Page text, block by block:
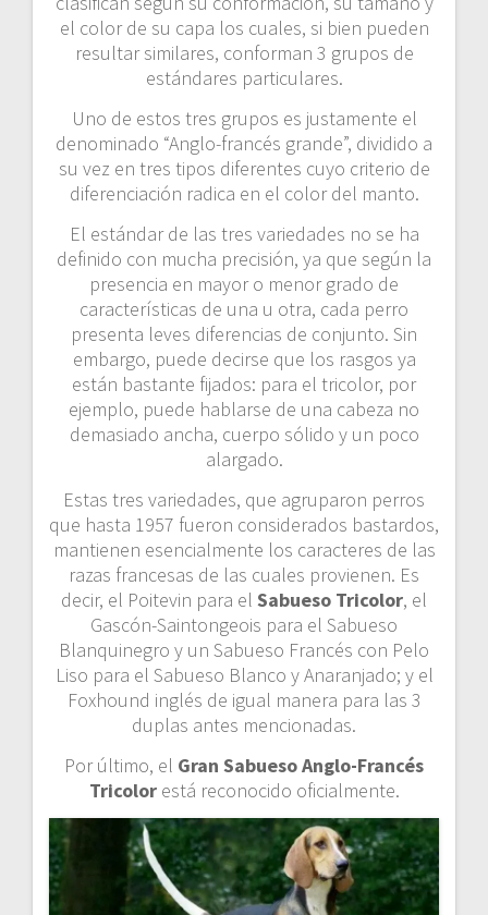
el color de su capa los cuales, si bien pueden
resultar similares, conforman 3 grupos de
estándares particulares.
Uno de estos tres grupos es justamente el
denominado “Anglo-francés grande”, dividido a
su vez en tres tipos diferentes cuyo criterio de
diferenciación radica en el color del manto.
El estándar de las tres variedades no se ha
definido con mucha precisión, ya que según la
presencia en mayor o menor grado de
características de una u otra, cada perro
presenta leves diferencias de conjunto. Sin
embargo, puede decirse que los rasgos ya
están bastante fijados: para el tricolor, por
ejemplo, puede hablarse de una cabeza no
demasiado ancha, cuerpo sólido y un poco
alargado.
Estas tres variedades, que agruparon perros
que hasta 1957 fueron considerados bastardos,
mantienen esencialmente los caracteres de las
razas francesas de las cuales provienen. Es
decir, el Poitevin para el Sabueso Tricolor, el
Gascón-Saintongeois para el Sabueso
Blanquinegro y un Sabueso Francés con Pelo
Liso para el Sabueso Blanco y Anaranjado; y el
Foxhound inglés de igual manera para las 3
duplas antes mencionadas.
Por último, el Gran Sabueso Anglo-Francés
Tricolorestá reconocido oficialmente.